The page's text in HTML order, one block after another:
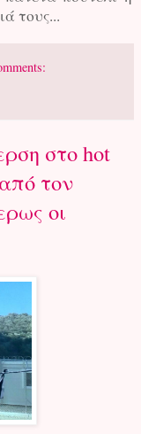
τους...
στο hot
τον
οι